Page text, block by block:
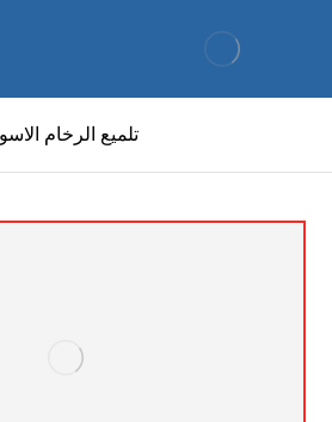
تلميع الرخام